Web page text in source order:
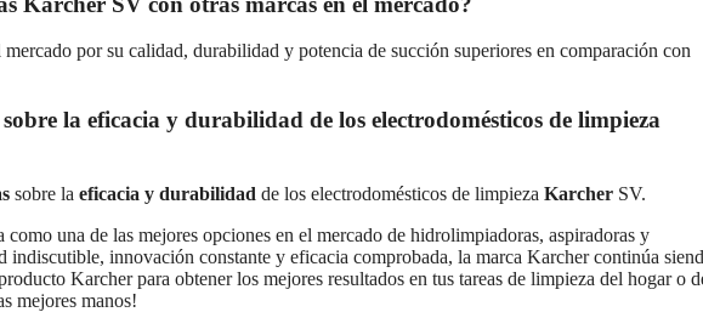
mercado por su calidad, durabilidad y potencia de succión superiores en comparación con
la eficacia y durabilidad de los electrodomésticos de limpieza
sobre la eficacia y durabilidad de los electrodomésticos de limpieza Karcher SV.
como una de las mejores opciones en el mercado de hidrolimpiadoras, aspiradoras y
indiscutible, innovación constante y eficacia comprobada, la marca Karcher continúa
Karcher para obtener los mejores resultados en tus tareas de limpieza del hogar o
mejores manos!